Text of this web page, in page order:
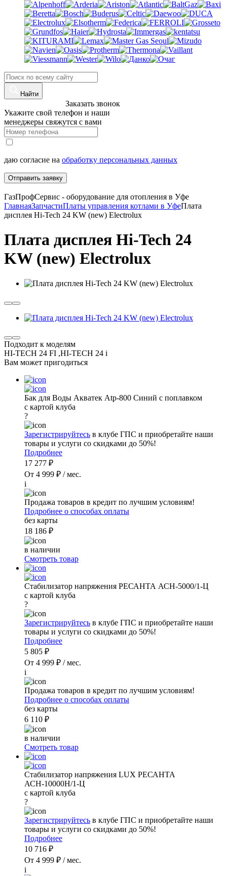
Найти
Заказать звонок
Укажите свой телефон и наши
менеджеры свяжутся с вами
даю согласие на обработку персональных данных
Отправить заявку
ГазПрофСервис - оборудование для отопления в Уфе
ГлавнаяЗапчастиПлаты управления котлами в УфеПлата
дисплея Hi-Tech 24 KW (new) Electrolux
Плата дисплея Hi-Tech 24
KW (new) Electrolux
Подходит к моделям
HI-TECH 24 FI ,HI-TECH 24 i
Вам может пригодиться
Бак для Воды Акватек Atp-800 Синий с поплавком
с картой клуба
?
Зарегистрируйтесь в клубе ГПС и приобретайте наши
товары и услуги со скидками до 50%!
Подробнее
17 277 ₽
От 4 999 ₽ / мес.
i
Продажа товаров в кредит по лучшим условиям!
Подробнее о способах оплаты
без карты
18 186 ₽
в наличии
Смотреть товар
Стабилизатор напряжения РЕСАНТА АСН-5000/1-Ц
с картой клуба
?
Зарегистрируйтесь в клубе ГПС и приобретайте наши
товары и услуги со скидками до 50%!
Подробнее
5 805 ₽
От 4 999 ₽ / мес.
i
Продажа товаров в кредит по лучшим условиям!
Подробнее о способах оплаты
без карты
6 110 ₽
в наличии
Смотреть товар
Стабилизатор напряжения LUX РЕСАНТА
АСН-10000Н/1-Ц
с картой клуба
?
Зарегистрируйтесь в клубе ГПС и приобретайте наши
товары и услуги со скидками до 50%!
Подробнее
10 716 ₽
От 4 999 ₽ / мес.
i